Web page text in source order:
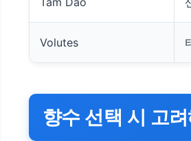
Volutes
향수 선택 시 고